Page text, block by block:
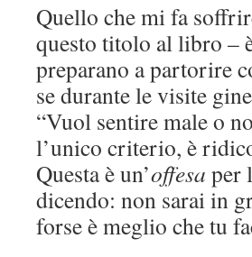
Quello che mi fa
questo titolo al libro –
preparano a partorire
se durante le visite
“Vuol sentire male o
l’unico criterio, è
Questa è un’offesa per
dicendo: non sarai in
forse è meglio che tu